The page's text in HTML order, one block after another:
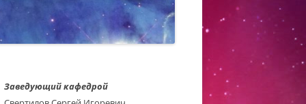
Заведующий кафедрой